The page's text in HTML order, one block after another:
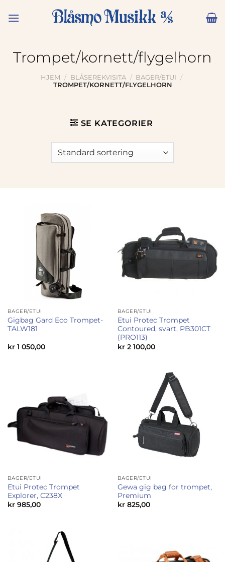
Trompet/kornett/flygelhorn
HJEM / BLÅSEREKVISITA / BAGER/ETUI
/
TROMPET/KORNETT/FLYGELHORN
SE KATEGORIER
BAGER/ETUI
Gigbag Gard Eco Trompet-
TALW181
kr1 050,00
BAGER/ETUI
Etui Protec Trompet
Contoured, svart, PB301CT
(PRO113)
kr2 100,00
BAGER/ETUI
Etui Protec Trompet
Explorer, C238X
kr985,00
BAGER/ETUI
Gewa gig bag for trompet,
Premium
kr825,00